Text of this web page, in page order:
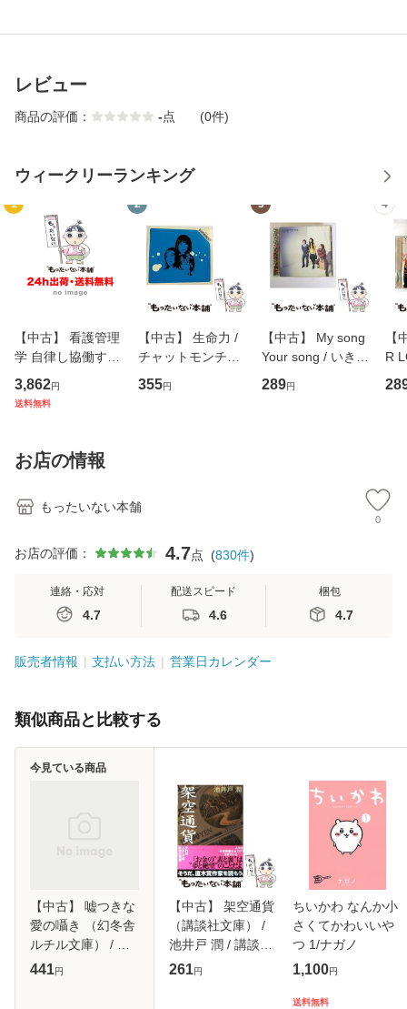
レビュー
商品の評価： -点 (0件)
ウィークリーランキング
1
【中古】 看護管理
学 自律し協働する
専門職の看護マネ
ジメントスキル 改
恵 藤本幸三 / 南江
堂 [単行
3,862円
送料無料
2
【中古】 生命力 /
チャットモンチー /
キューンレコード
[CD]【メール便送
355円
3
【中古】 My song
Your song / いきも
のがかり / [CD]
【メール便送料無
289円
4
【
R
産
お店の情報
もったいない本舗
0
お店の評価： 4.7点 (830件)
連絡・応対
4.7
配送スピード
4.6
梱包
4.7
販売者情報 支払い方法 営業日カレンダー
類似商品と比較する
【中古】 嘘つきな
愛の囁き （幻冬舎
ルチル文庫） / 杉
原 朱紀 / 幻冬舎コ
441円
今見ている商品
【中古】 架空通貨
（講談社文庫） /
池井戸 潤 / 講談社
[文庫]【メール便送
261円
ちいかわ なんか小
さくてかわいいや
つ 1/ナガノ
1,100円
送料無料